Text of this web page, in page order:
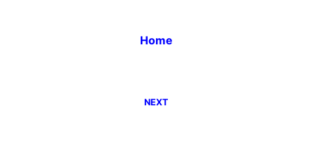
Home
NEXT